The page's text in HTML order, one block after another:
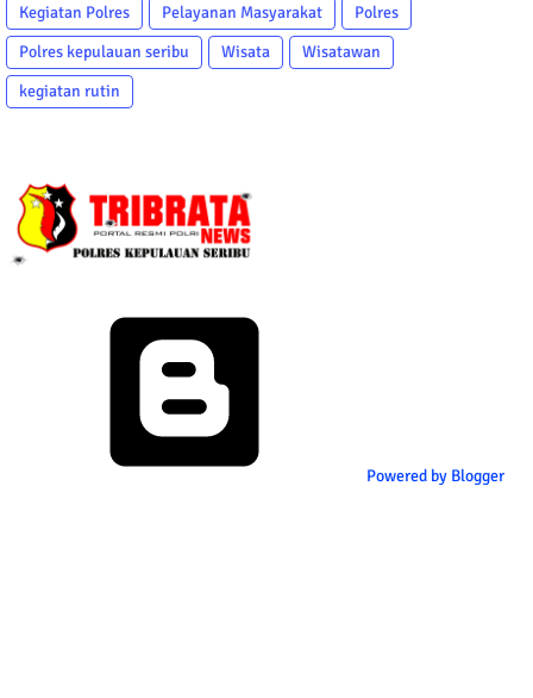
Kegiatan Polres
Pelayanan Masyarakat
Polres
Polres kepulauan seribu
Wisata
Wisatawan
kegiatan rutin
Powered by Blogger